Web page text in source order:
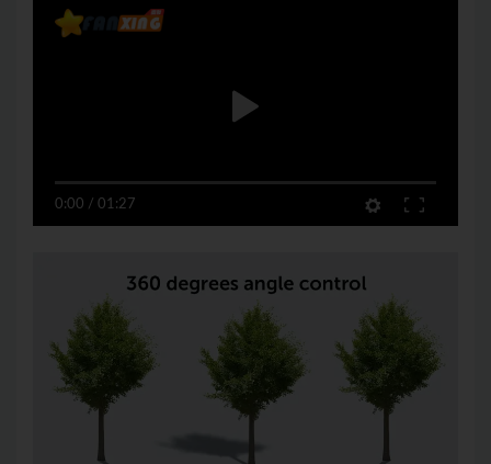
0:00 / 01:27